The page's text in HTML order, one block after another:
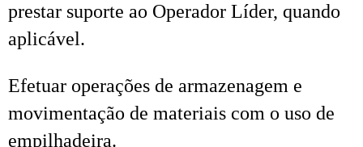
prestar suporte ao Operador Líder, quando
aplicável.
Efetuar operações de armazenagem e
movimentação de materiais com o uso de
empilhadeira.